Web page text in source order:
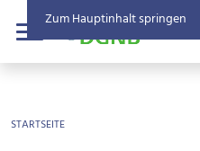
Zum Hauptinhalt springen
Menü
BROTKRÜMEL
STARTSEITE